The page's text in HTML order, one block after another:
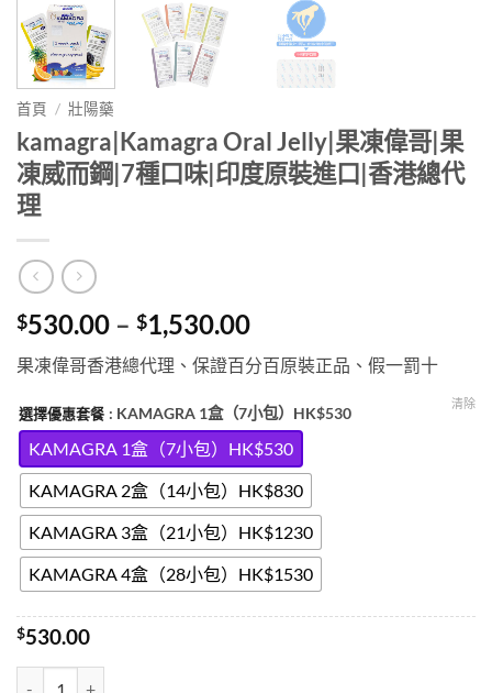
首頁 / 壯陽藥
kamagra|Kamagra Oral Jelly|果凍偉哥|果
凍威而鋼|7種口味|印度原裝進口|香港總代
理
$530.00 – $1,530.00Price
range:
$530.00
through
$1,530.00
果凍偉哥香港總代理、保證百分百原裝正品、假一罰十
選擇優惠套餐 : KAMAGRA 1盒（7小包）HK$530
KAMAGRA 1盒（7小包）HK$530
KAMAGRA 2盒（14小包）HK$830
KAMAGRA 3盒（21小包）HK$1230
KAMAGRA 4盒（28小包）HK$1530
清除
$530.00